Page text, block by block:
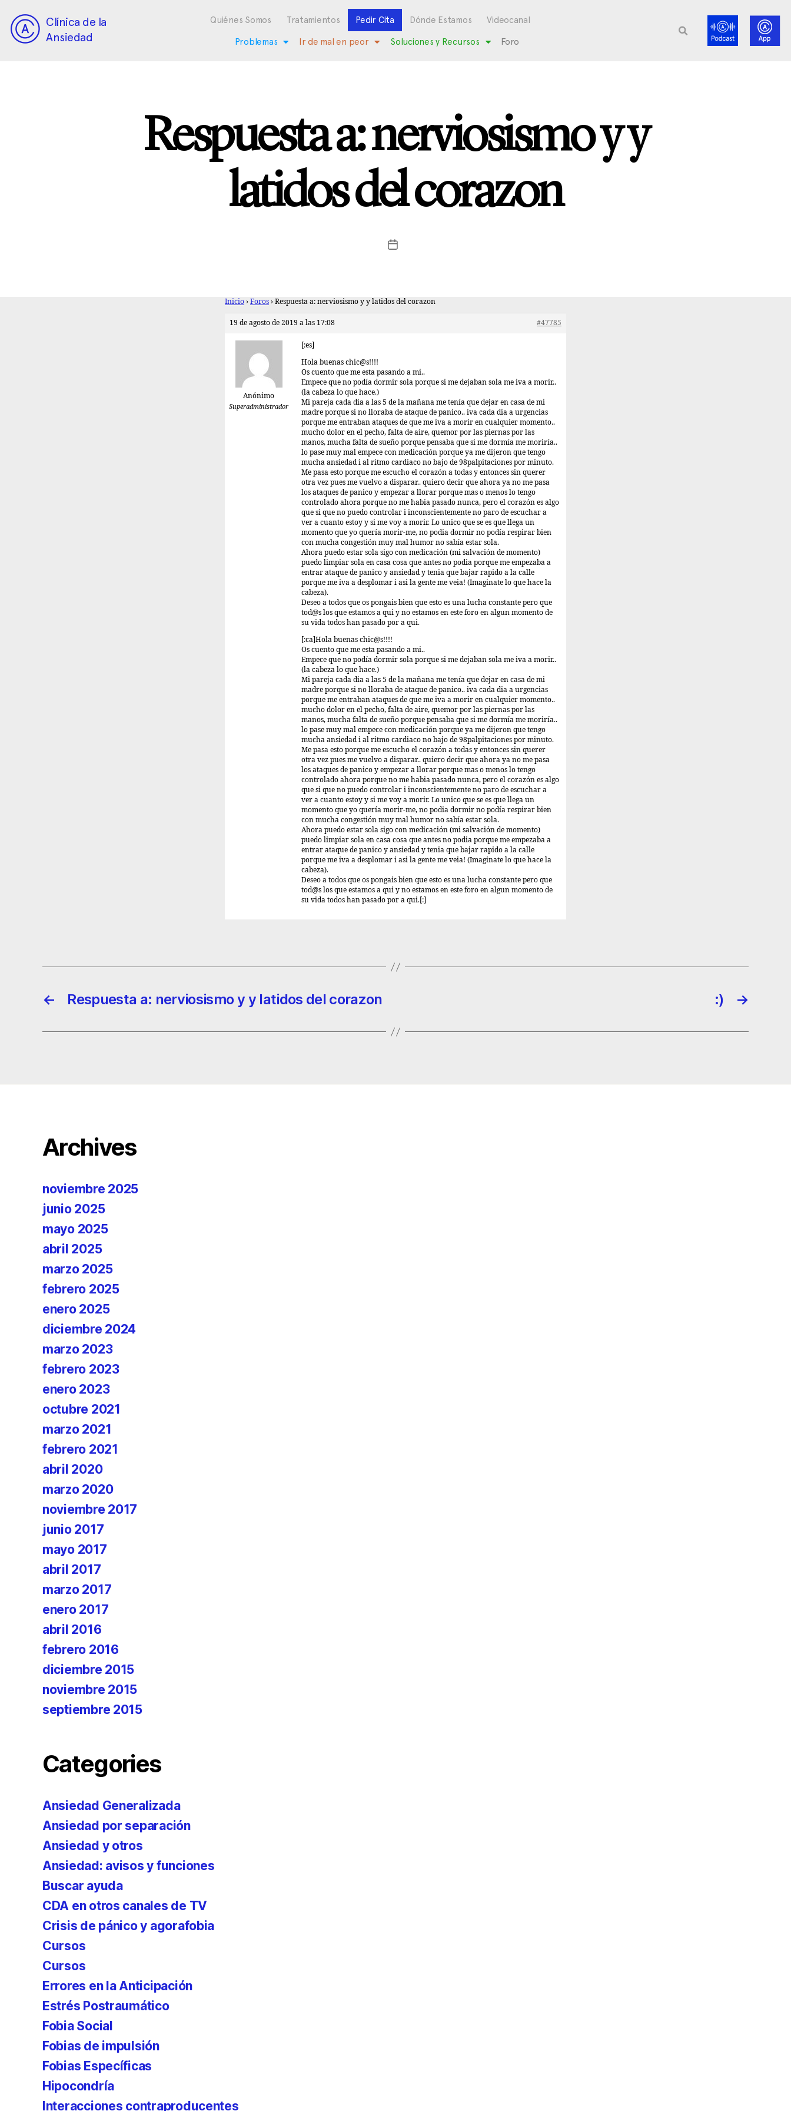
Clínica de la
Ansiedad
Quiénes Somos Tratamientos Pedir Cita Dónde Estamos Videocanal
Problemas Ir de mal en peor Soluciones y Recursos Foro
Respuesta a: nerviosismo y y
latidos del corazon
Inicio › Foros › Respuesta a: nerviosismo y y latidos del corazon
19 de agosto de 2019 a las 17:08 #47785
Anónimo
Superadministrador
[:es]
Hola buenas chic@s!!!!
Os cuento que me esta pasando a mi..
Empece que no podía dormir sola porque si me dejaban sola me iva a morir..
(la cabeza lo que hace.)
Mi pareja cada dia a las 5 de la mañana me tenía que dejar en casa de mi
madre porque si no lloraba de ataque de panico.. iva cada dia a urgencias
porque me entraban ataques de que me iva a morir en cualquier momento..
mucho dolor en el pecho, falta de aire, quemor por las piernas por las
manos, mucha falta de sueño porque pensaba que si me dormía me moriría..
lo pase muy mal empece con medicación porque ya me dijeron que tengo
mucha ansiedad i al ritmo cardiaco no bajo de 98palpitaciones por minuto.
Me pasa esto porque me escucho el corazón a todas y entonces sin querer
otra vez pues me vuelvo a disparar.. quiero decir que ahora ya no me pasa
los ataques de panico y empezar a llorar porque mas o menos lo tengo
controlado ahora porque no me habia pasado nunca, pero el corazón es algo
que si que no puedo controlar i inconscientemente no paro de escuchar a
ver a cuanto estoy y si me voy a morir. Lo unico que se es que llega un
momento que yo quería morir-me, no podia dormir no podía respirar bien
con mucha congestión muy mal humor no sabía estar sola.
Ahora puedo estar sola sigo con medicación (mi salvación de momento)
puedo limpiar sola en casa cosa que antes no podia porque me empezaba a
entrar ataque de panico y ansiedad y tenia que bajar rapido a la calle
porque me iva a desplomar i asi la gente me veia! (Imaginate lo que hace la
cabeza).
Deseo a todos que os pongais bien que esto es una lucha constante pero que
tod@s los que estamos a qui y no estamos en este foro en algun momento de
su vida todos han pasado por a qui.
[:ca]Hola buenas chic@s!!!!
Os cuento que me esta pasando a mi..
Empece que no podía dormir sola porque si me dejaban sola me iva a morir..
(la cabeza lo que hace.)
Mi pareja cada dia a las 5 de la mañana me tenía que dejar en casa de mi
madre porque si no lloraba de ataque de panico.. iva cada dia a urgencias
porque me entraban ataques de que me iva a morir en cualquier momento..
mucho dolor en el pecho, falta de aire, quemor por las piernas por las
manos, mucha falta de sueño porque pensaba que si me dormía me moriría..
lo pase muy mal empece con medicación porque ya me dijeron que tengo
mucha ansiedad i al ritmo cardiaco no bajo de 98palpitaciones por minuto.
Me pasa esto porque me escucho el corazón a todas y entonces sin querer
otra vez pues me vuelvo a disparar.. quiero decir que ahora ya no me pasa
los ataques de panico y empezar a llorar porque mas o menos lo tengo
controlado ahora porque no me habia pasado nunca, pero el corazón es algo
que si que no puedo controlar i inconscientemente no paro de escuchar a
ver a cuanto estoy y si me voy a morir. Lo unico que se es que llega un
momento que yo quería morir-me, no podia dormir no podía respirar bien
con mucha congestión muy mal humor no sabía estar sola.
Ahora puedo estar sola sigo con medicación (mi salvación de momento)
puedo limpiar sola en casa cosa que antes no podia porque me empezaba a
entrar ataque de panico y ansiedad y tenia que bajar rapido a la calle
porque me iva a desplomar i asi la gente me veia! (Imaginate lo que hace la
cabeza).
Deseo a todos que os pongais bien que esto es una lucha constante pero que
tod@s los que estamos a qui y no estamos en este foro en algun momento de
su vida todos han pasado por a qui.[:]
← Respuesta a: nerviosismo y y latidos del corazon →
:)
Archives
noviembre 2025
junio 2025
mayo 2025
abril 2025
marzo 2025
febrero 2025
enero 2025
diciembre 2024
marzo 2023
febrero 2023
enero 2023
octubre 2021
marzo 2021
febrero 2021
abril 2020
marzo 2020
noviembre 2017
junio 2017
mayo 2017
abril 2017
marzo 2017
enero 2017
abril 2016
febrero 2016
diciembre 2015
noviembre 2015
septiembre 2015
Categories
Ansiedad Generalizada
Ansiedad por separación
Ansiedad y otros
Ansiedad: avisos y funciones
Buscar ayuda
CDA en otros canales de TV
Crisis de pánico y agorafobia
Cursos
Cursos
Errores en la Anticipación
Estrés Postraumático
Fobia Social
Fobias de impulsión
Fobias Específicas
Hipocondría
Interacciones contraproducentes